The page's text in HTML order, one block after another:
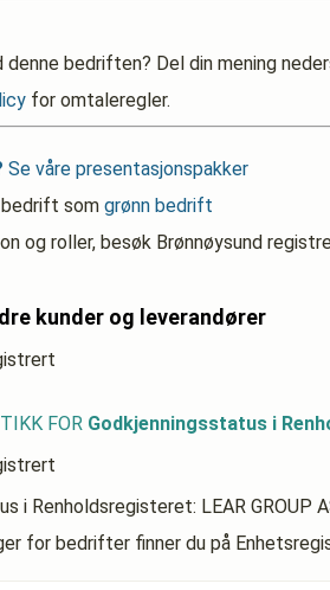
denne bedriften? Del din mening
for omtaleregler.
Se våre presentasjonspakker
som grønn bedrift
og roller, besøk Brønnøysund
kunder og leverandører
FOR Godkjenningsstatus i
i Renholdsregisteret: LEAR GROUP
for bedrifter finner du på